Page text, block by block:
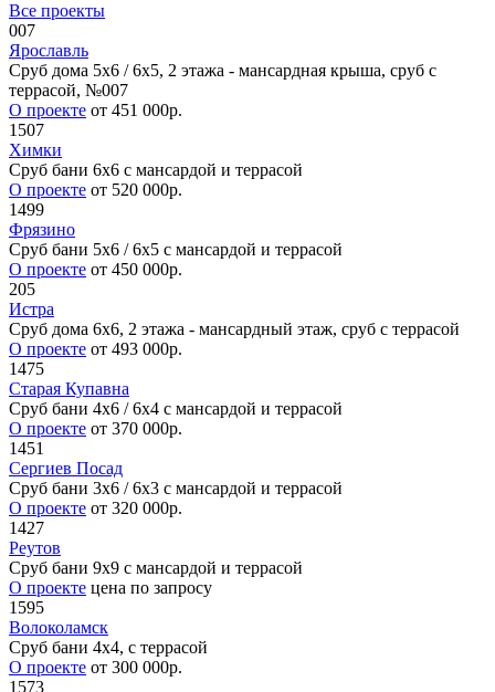
Все проекты
007
Ярославль
Сруб дома 5х6 / 6x5, 2 этажа - мансардная крыша, сруб с
террасой, №007
О проекте от 451 000р.
1507
Химки
Сруб бани 6х6 с мансардой и террасой
О проекте от 520 000р.
1499
Фрязино
Сруб бани 5х6 / 6x5 с мансардой и террасой
О проекте от 450 000р.
205
Истра
Сруб дома 6х6, 2 этажа - мансардный этаж, сруб с террасой
О проекте от 493 000р.
1475
Старая Купавна
Сруб бани 4х6 / 6x4 с мансардой и террасой
О проекте от 370 000р.
1451
Сергиев Посад
Сруб бани 3х6 / 6x3 с мансардой и террасой
О проекте от 320 000р.
1427
Реутов
Сруб бани 9х9 с мансардой и террасой
О проекте цена по запросу
1595
Волоколамск
Сруб бани 4х4, с террасой
О проекте от 300 000р.
1573